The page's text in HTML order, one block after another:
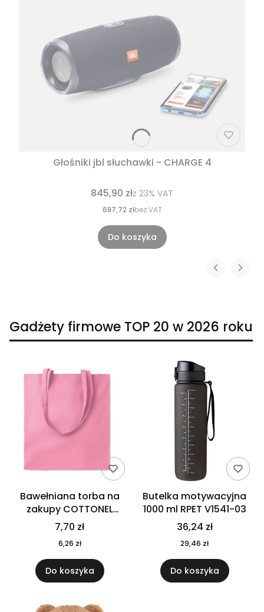
Głośniki jbl słuchawki - CHARGE 4
845,90 złz 23% VAT
687,72 złbez VAT
Do koszyka
Gadżety firmowe TOP 20 w 2026 roku
Bawełniana torba na
zakupy COTTONEL
COLOUR++ MO9846-11
7,70 zł
6,26 zł
Do koszyka
Butelka motywacyjna
1000 ml RPET V1541-03
36,24 zł
29,46 zł
Do koszyka